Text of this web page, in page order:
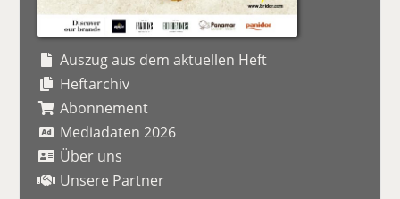
Auszug aus dem aktuellen Heft
Heftarchiv
Abonnement
Mediadaten 2026
Über uns
Unsere Partner